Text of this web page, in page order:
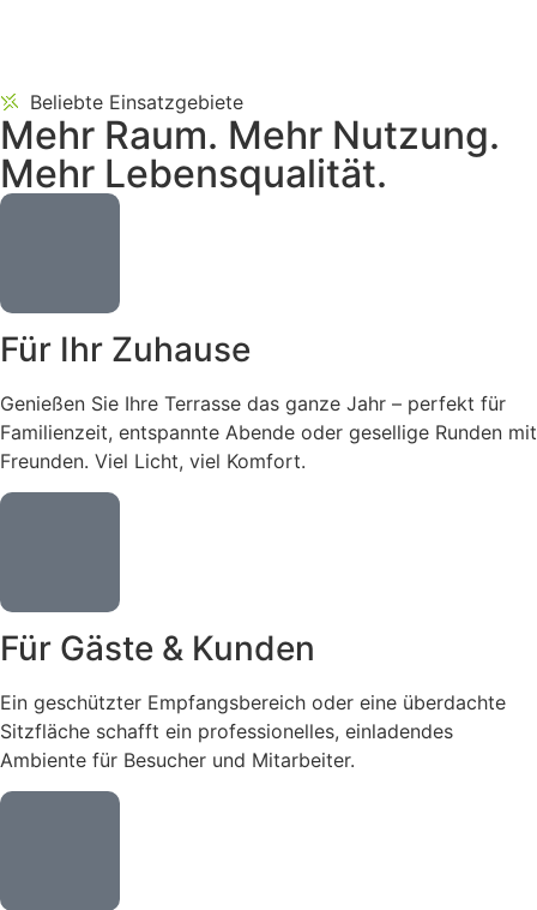
Beliebte Einsatzgebiete
Mehr Raum. Mehr Nutzung.
Mehr Lebensqualität.
Für Ihr Zuhause
Genießen Sie Ihre Terrasse das ganze Jahr – perfekt für
Familienzeit, entspannte Abende oder gesellige Runden mit
Freunden. Viel Licht, viel Komfort.
Für Gäste & Kunden
Ein geschützter Empfangsbereich oder eine überdachte
Sitzfläche schafft ein professionelles, einladendes
Ambiente für Besucher und Mitarbeiter.